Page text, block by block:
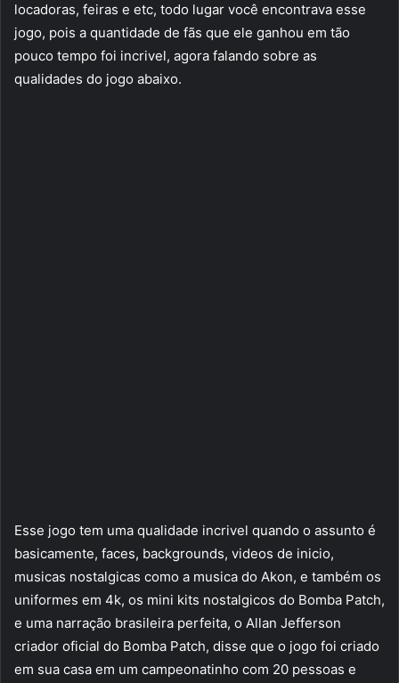
locadoras, feiras e etc, todo lugar você encontrava esse
jogo, pois a quantidade de fãs que ele ganhou em tão
pouco tempo foi incrivel, agora falando sobre as
qualidades do jogo abaixo.
Esse jogo tem uma qualidade incrivel quando o assunto é
basicamente, faces, backgrounds, videos de inicio,
musicas nostalgicas como a musica do Akon, e também os
uniformes em 4k, os mini kits nostalgicos do Bomba Patch,
e uma narração brasileira perfeita, o Allan Jefferson
criador oficial do Bomba Patch, disse que o jogo foi criado
em sua casa em um campeonatinho com 20 pessoas e